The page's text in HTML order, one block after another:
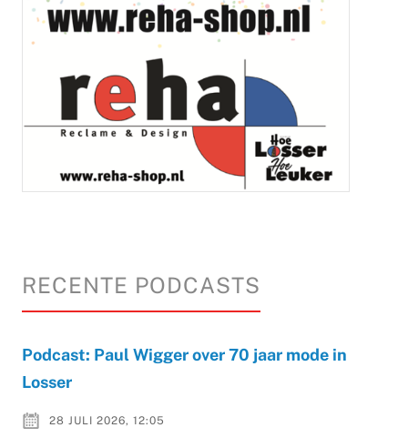
RECENTE PODCASTS
Podcast: Paul Wigger over 70 jaar mode in
Losser
28 JULI 2026, 12:05